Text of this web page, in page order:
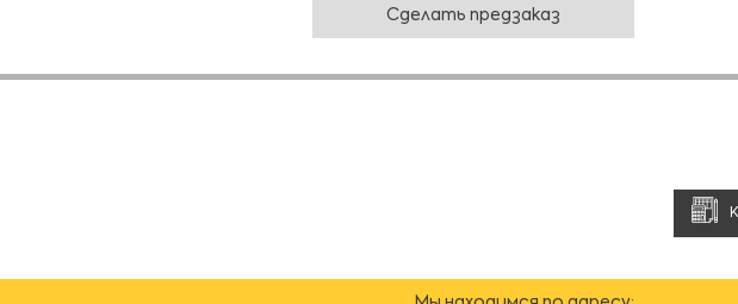
Сделать предзаказ